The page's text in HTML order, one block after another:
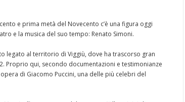
e prima metà del Novecento c’è una figura oggi
e la musica del suo tempo: Renato Simoni.
legato al territorio di Viggiù, dove ha trascorso gran
Proprio qui, secondo documentazioni e testimonianze
di Giacomo Puccini, una delle più celebri del